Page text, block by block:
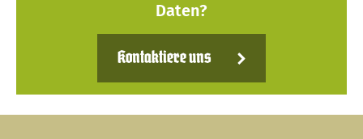
Daten?
Kontaktiere uns